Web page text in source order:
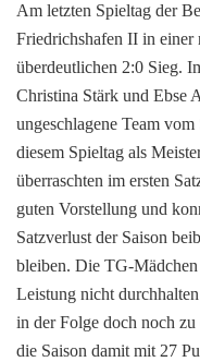
Am letzten Spieltag der
Friedrichshafen II in einer
überdeutlichen 2:0 Sieg.
Christina Stärk und Ebse
ungeschlagene Team
diesem Spieltag als
überraschten im ersten
guten Vorstellung und
Satzverlust der Saison
bleiben. Die TG-
Leistung nicht
in der Folge doch noch
die Saison damit mit 27